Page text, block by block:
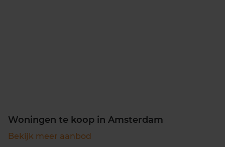
Woningen te koop in Amsterdam
Bekijk meer aanbod